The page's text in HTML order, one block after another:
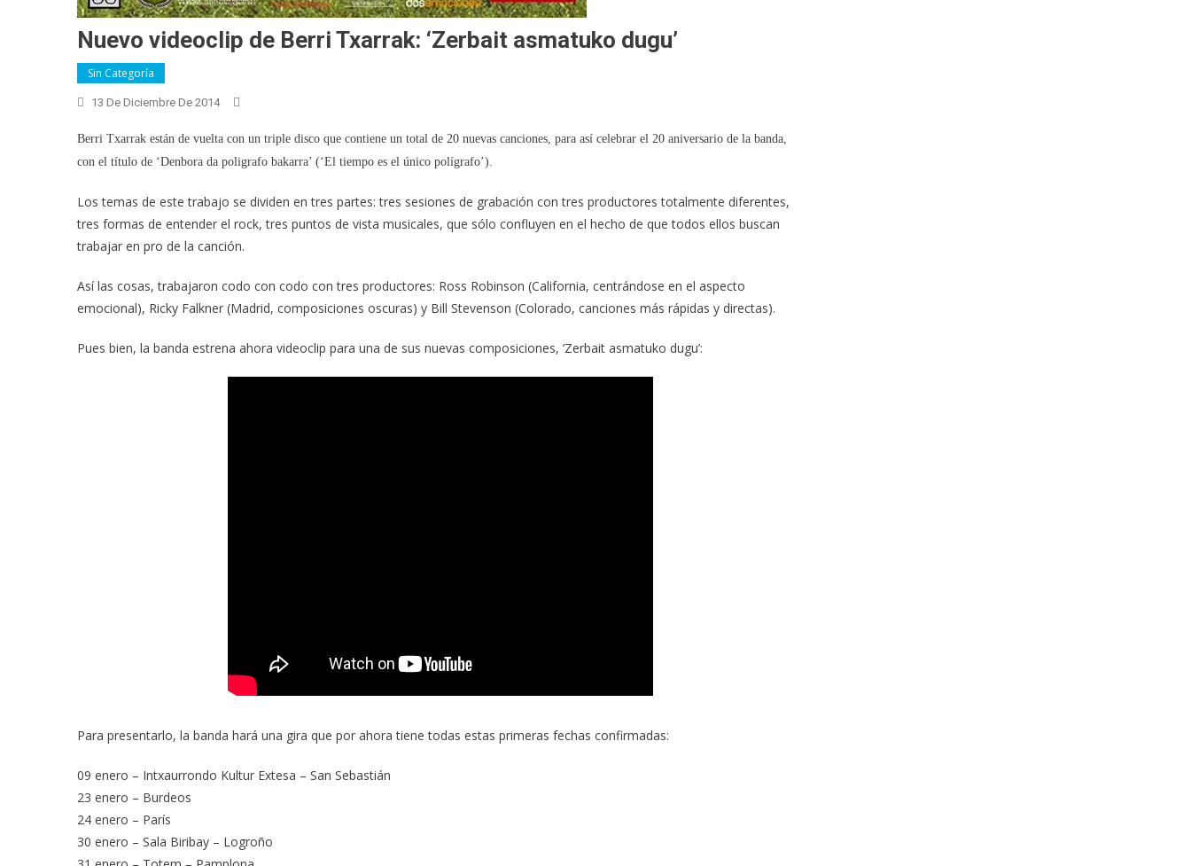
Nuevo videoclip de Berri Txarrak: ‘Zerbait asmatuko dugu’
Sin Categoría
13 De Diciembre De 2014
Berri Txarrak están de vuelta con un triple disco que contiene un total de 20 nuevas canciones, para así celebrar el 20 aniversario de la banda,
con el título de ‘Denbora da poligrafo bakarra’ (‘El tiempo es el único polígrafo’).
Los temas de este trabajo se dividen en tres partes: tres sesiones de grabación con tres productores totalmente diferentes,
tres formas de entender el rock, tres puntos de vista musicales, que sólo confluyen en el hecho de que todos ellos buscan
trabajar en pro de la canción.
Así las cosas, trabajaron codo con codo con tres productores: Ross Robinson (California, centrándose en el aspecto
emocional), Ricky Falkner (Madrid, composiciones oscuras) y Bill Stevenson (Colorado, canciones más rápidas y directas).
Pues bien, la banda estrena ahora videoclip para una de sus nuevas composiciones, ‘Zerbait asmatuko dugu’:
Para presentarlo, la banda hará una gira que por ahora tiene todas estas primeras fechas confirmadas:
09 enero – Intxaurrondo Kultur Extesa – San Sebastián
23 enero – Burdeos
24 enero – París
30 enero – Sala Biribay – Logroño